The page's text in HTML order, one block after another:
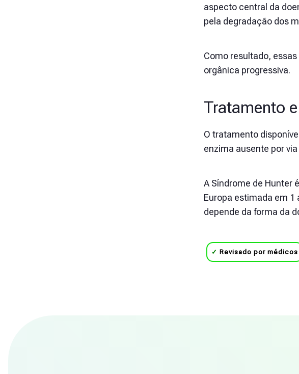
aspecto central da
pela degradação dos
Como resultado,
orgânica progressiva.
Tratamento
O tratamento
enzima ausente por
A Síndrome de Hunter
Europa estimada em 1
depende da forma da
✓ Revisado por médicos